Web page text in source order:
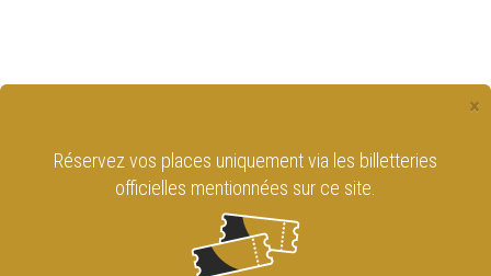
×
Réservez vos places uniquement via les billetteries
officielles mentionnées sur ce site.